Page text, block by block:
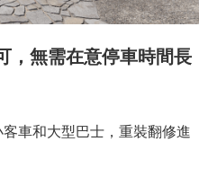
，無需在意停車時間長
車和大型巴士，重裝翻修進